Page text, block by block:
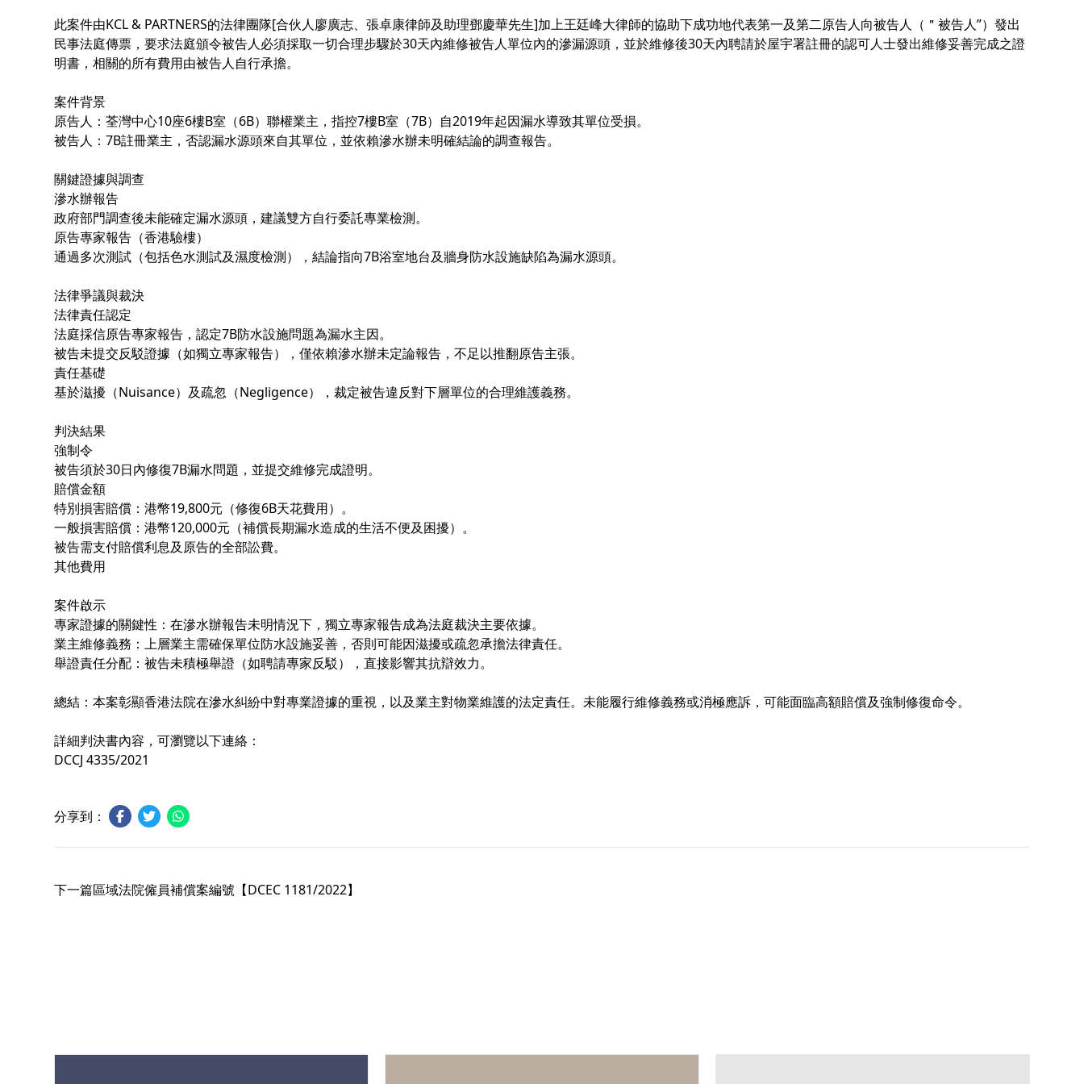
此案件由KCL & PARTNERS的法律團隊[合伙人廖廣志、張卓康律師及助理鄧慶華先生]加上王廷峰大律師的協助下成功地代表第一及第二原告人向被告人（＂被告人”）發出
民事法庭傳票，要求法庭頒令被告人必須採取一切合理步驟於30天內維修被告人單位內的滲漏源頭，並於維修後30天內聘請於屋宇署註冊的認可人士發出維修妥善完成之證
明書，相關的所有費用由被告人自行承擔。
案件背景
原告人：荃灣中心10座6樓B室（6B）聯權業主，指控7樓B室（7B）自2019年起因漏水導致其單位受損。
被告人：7B註冊業主，否認漏水源頭來自其單位，並依賴滲水辦未明確結論的調查報告。
關鍵證據與調查
滲水辦報告
政府部門調查後未能確定漏水源頭，建議雙方自行委託專業檢測。
原告專家報告（香港驗樓）
通過多次測試（包括色水測試及濕度檢測），結論指向7B浴室地台及牆身防水設施缺陷為漏水源頭。
法律爭議與裁決
法律責任認定
法庭採信原告專家報告，認定7B防水設施問題為漏水主因。
被告未提交反駁證據（如獨立專家報告），僅依賴滲水辦未定論報告，不足以推翻原告主張。
責任基礎
基於滋擾（Nuisance）及疏忽（Negligence），裁定被告違反對下層單位的合理維護義務。
判決結果
強制令
被告須於30日內修復7B漏水問題，並提交維修完成證明。
賠償金額
特別損害賠償：港幣19,800元（修復6B天花費用）。
一般損害賠償：港幣120,000元（補償長期漏水造成的生活不便及困擾）。
被告需支付賠償利息及原告的全部訟費。
其他費用
案件啟示
專家證據的關鍵性：在滲水辦報告未明情況下，獨立專家報告成為法庭裁決主要依據。
業主維修義務：上層業主需確保單位防水設施妥善，否則可能因滋擾或疏忽承擔法律責任。
舉證責任分配：被告未積極舉證（如聘請專家反駁），直接影響其抗辯效力。
總結：本案彰顯香港法院在滲水糾紛中對專業證據的重視，以及業主對物業維護的法定責任。未能履行維修義務或消極應訴，可能面臨高額賠償及強制修復命令。
詳細判決書內容，可瀏覽以下連絡：
DCCJ 4335/2021
分享到：
下一篇區域法院僱員補償案編號【DCEC 1181/2022】